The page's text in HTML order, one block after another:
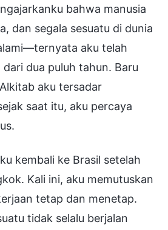
bahwa manusia
dan segala sesuatu di dunia
aku telah
dua puluh tahun. Baru
aku tersadar
saat itu, aku percaya
kembali ke Brasil setelah
Kali ini, aku memutuskan
tetap dan menetap.
tidak selalu berjalan